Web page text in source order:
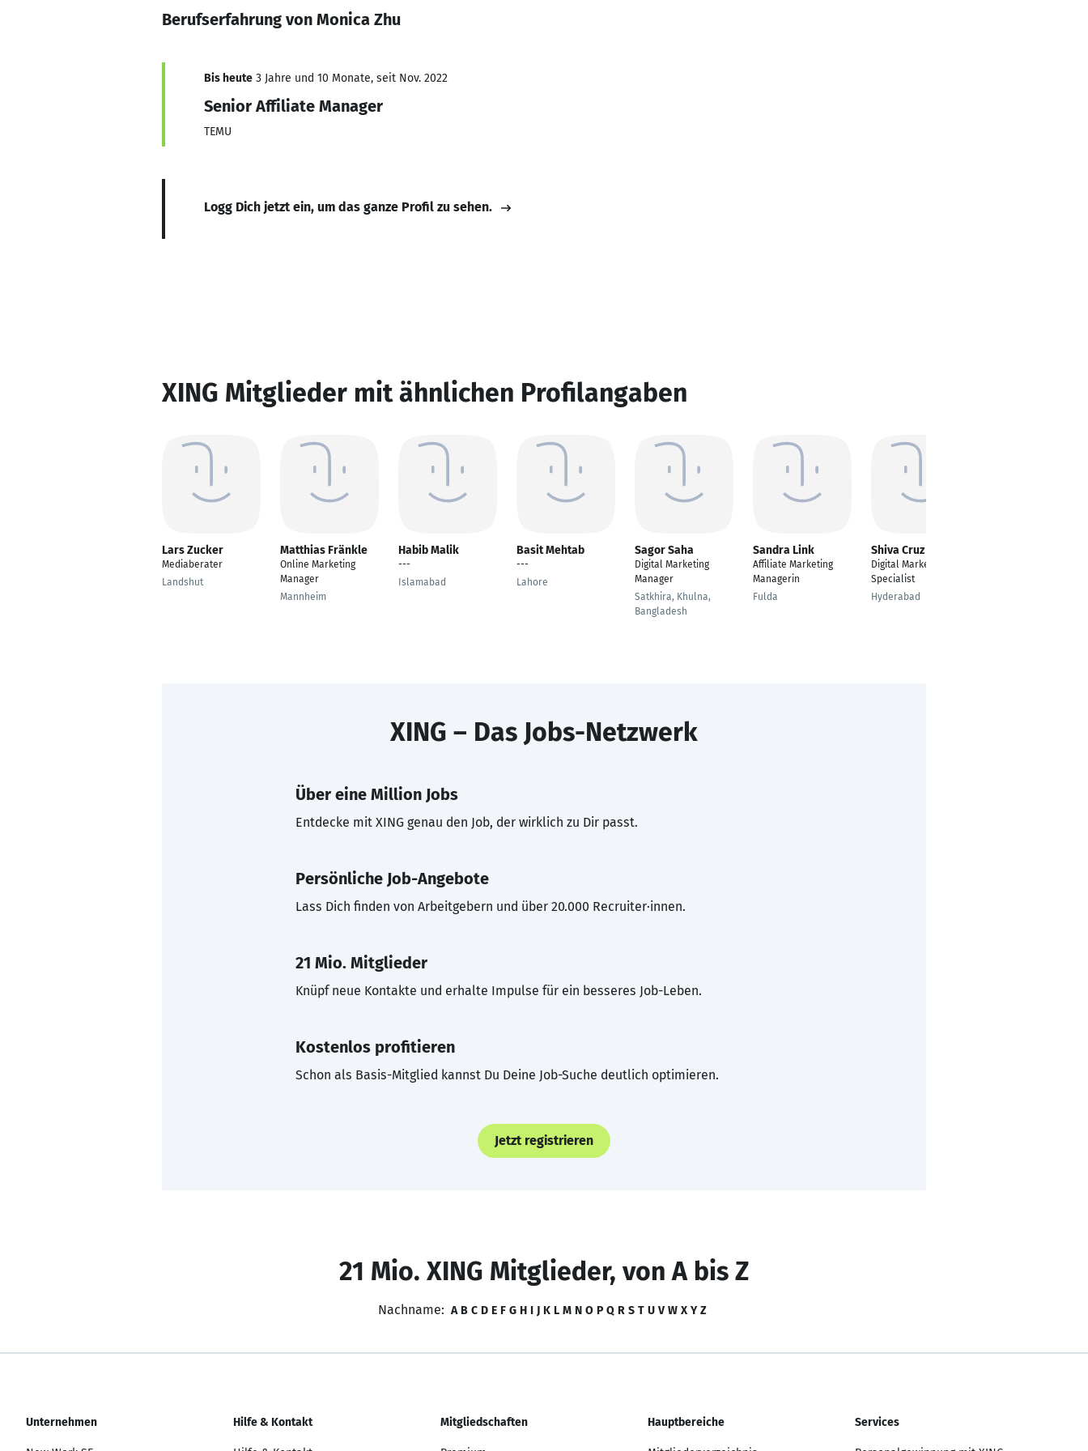
Berufserfahrung von Monica Zhu
Bis heute 3 Jahre und 10 Monate, seit Nov. 2022
Senior Affiliate Manager
TEMU
Logg Dich jetzt ein, um das ganze Profil zu sehen.
XING Mitglieder mit ähnlichen Profilangaben
Lars Zucker
Mediaberater
Landshut
Matthias Fränkle
Online Marketing
Manager
Mannheim
Habib Malik
---
Islamabad
Basit Mehtab
---
Lahore
Sagor Saha
Digital Marketing
Manager
Satkhira, Khulna,
Bangladesh
Sandra Link
Affiliate Marketing
Managerin
Fulda
Shiva Cruz
Digital Marketing
Specialist
Hyderabad
XING – Das Jobs-Netzwerk
Über eine Million Jobs
Entdecke mit XING genau den Job, der wirklich zu Dir passt.
Persönliche Job-Angebote
Lass Dich finden von Arbeitgebern und über 20.000 Recruiter·innen.
21 Mio. Mitglieder
Knüpf neue Kontakte und erhalte Impulse für ein besseres Job-Leben.
Kostenlos profitieren
Schon als Basis-Mitglied kannst Du Deine Job-Suche deutlich optimieren.
Jetzt registrieren
21 Mio. XING Mitglieder, von A bis Z
Nachname: A B C D E F G H I J K L M N O P Q R S T U V W X Y Z
Unternehmen Hilfe & Kontakt Mitgliedschaften Hauptbereiche Services